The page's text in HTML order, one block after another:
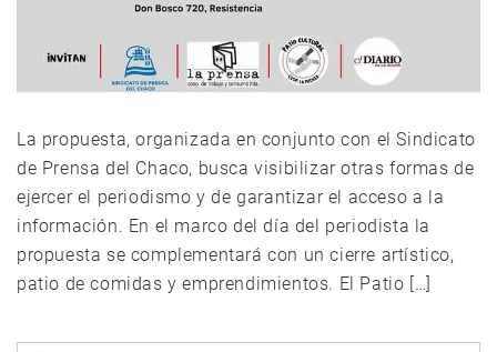
La propuesta, organizada en conjunto con el Sindicato
de Prensa del Chaco, busca visibilizar otras formas de
ejercer el periodismo y de garantizar el acceso a la
información. En el marco del día del periodista la
propuesta se complementará con un cierre artístico,
patio de comidas y emprendimientos. El Patio […]